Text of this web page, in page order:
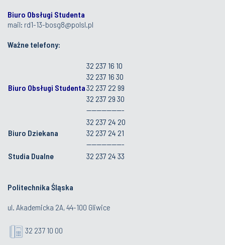
Biuro Obsługi Studenta
mail: rd1-13-bosg8@polsl.pl
Ważne telefony:
Biuro Obsługi Studenta
32 237 16 10
32 237 16 30
32 237 22 99
32 237 29 30
---------------
Biuro Dziekana
32 237 24 20
32 237 24 21
---------------
Studia Dualne
32 237 24 33
Politechnika Śląska
ul. Akademicka 2A, 44-100 Gliwice
32 237 10 00